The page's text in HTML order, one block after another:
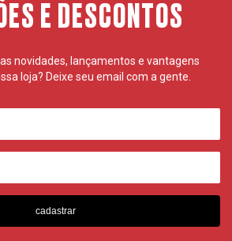
E DESCONTOS
novidades, lançamentos e vantagens
loja? Deixe seu email com a gente.
cadastrar